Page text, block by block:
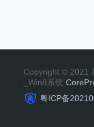
Copyright © 2021
_Win8系统
粤ICP备